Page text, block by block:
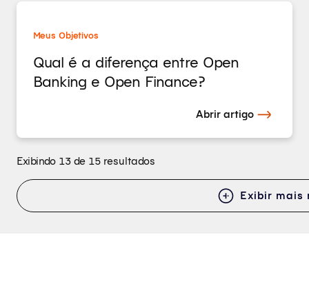
Meus Objetivos
Qual é a diferença entre Open
Banking e Open Finance?
Abrir artigo
Exibindo 13 de 15 resultados
Exibir mais